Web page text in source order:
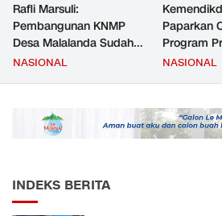
Rafli Marsuli:
Pembangunan KNMP
Desa Malalanda Sudah
Mencapai 69 Persen dan
JMD dan JMF
NASIONAL
Paparkan
Program
NASIONAL
INDEKS BERITA